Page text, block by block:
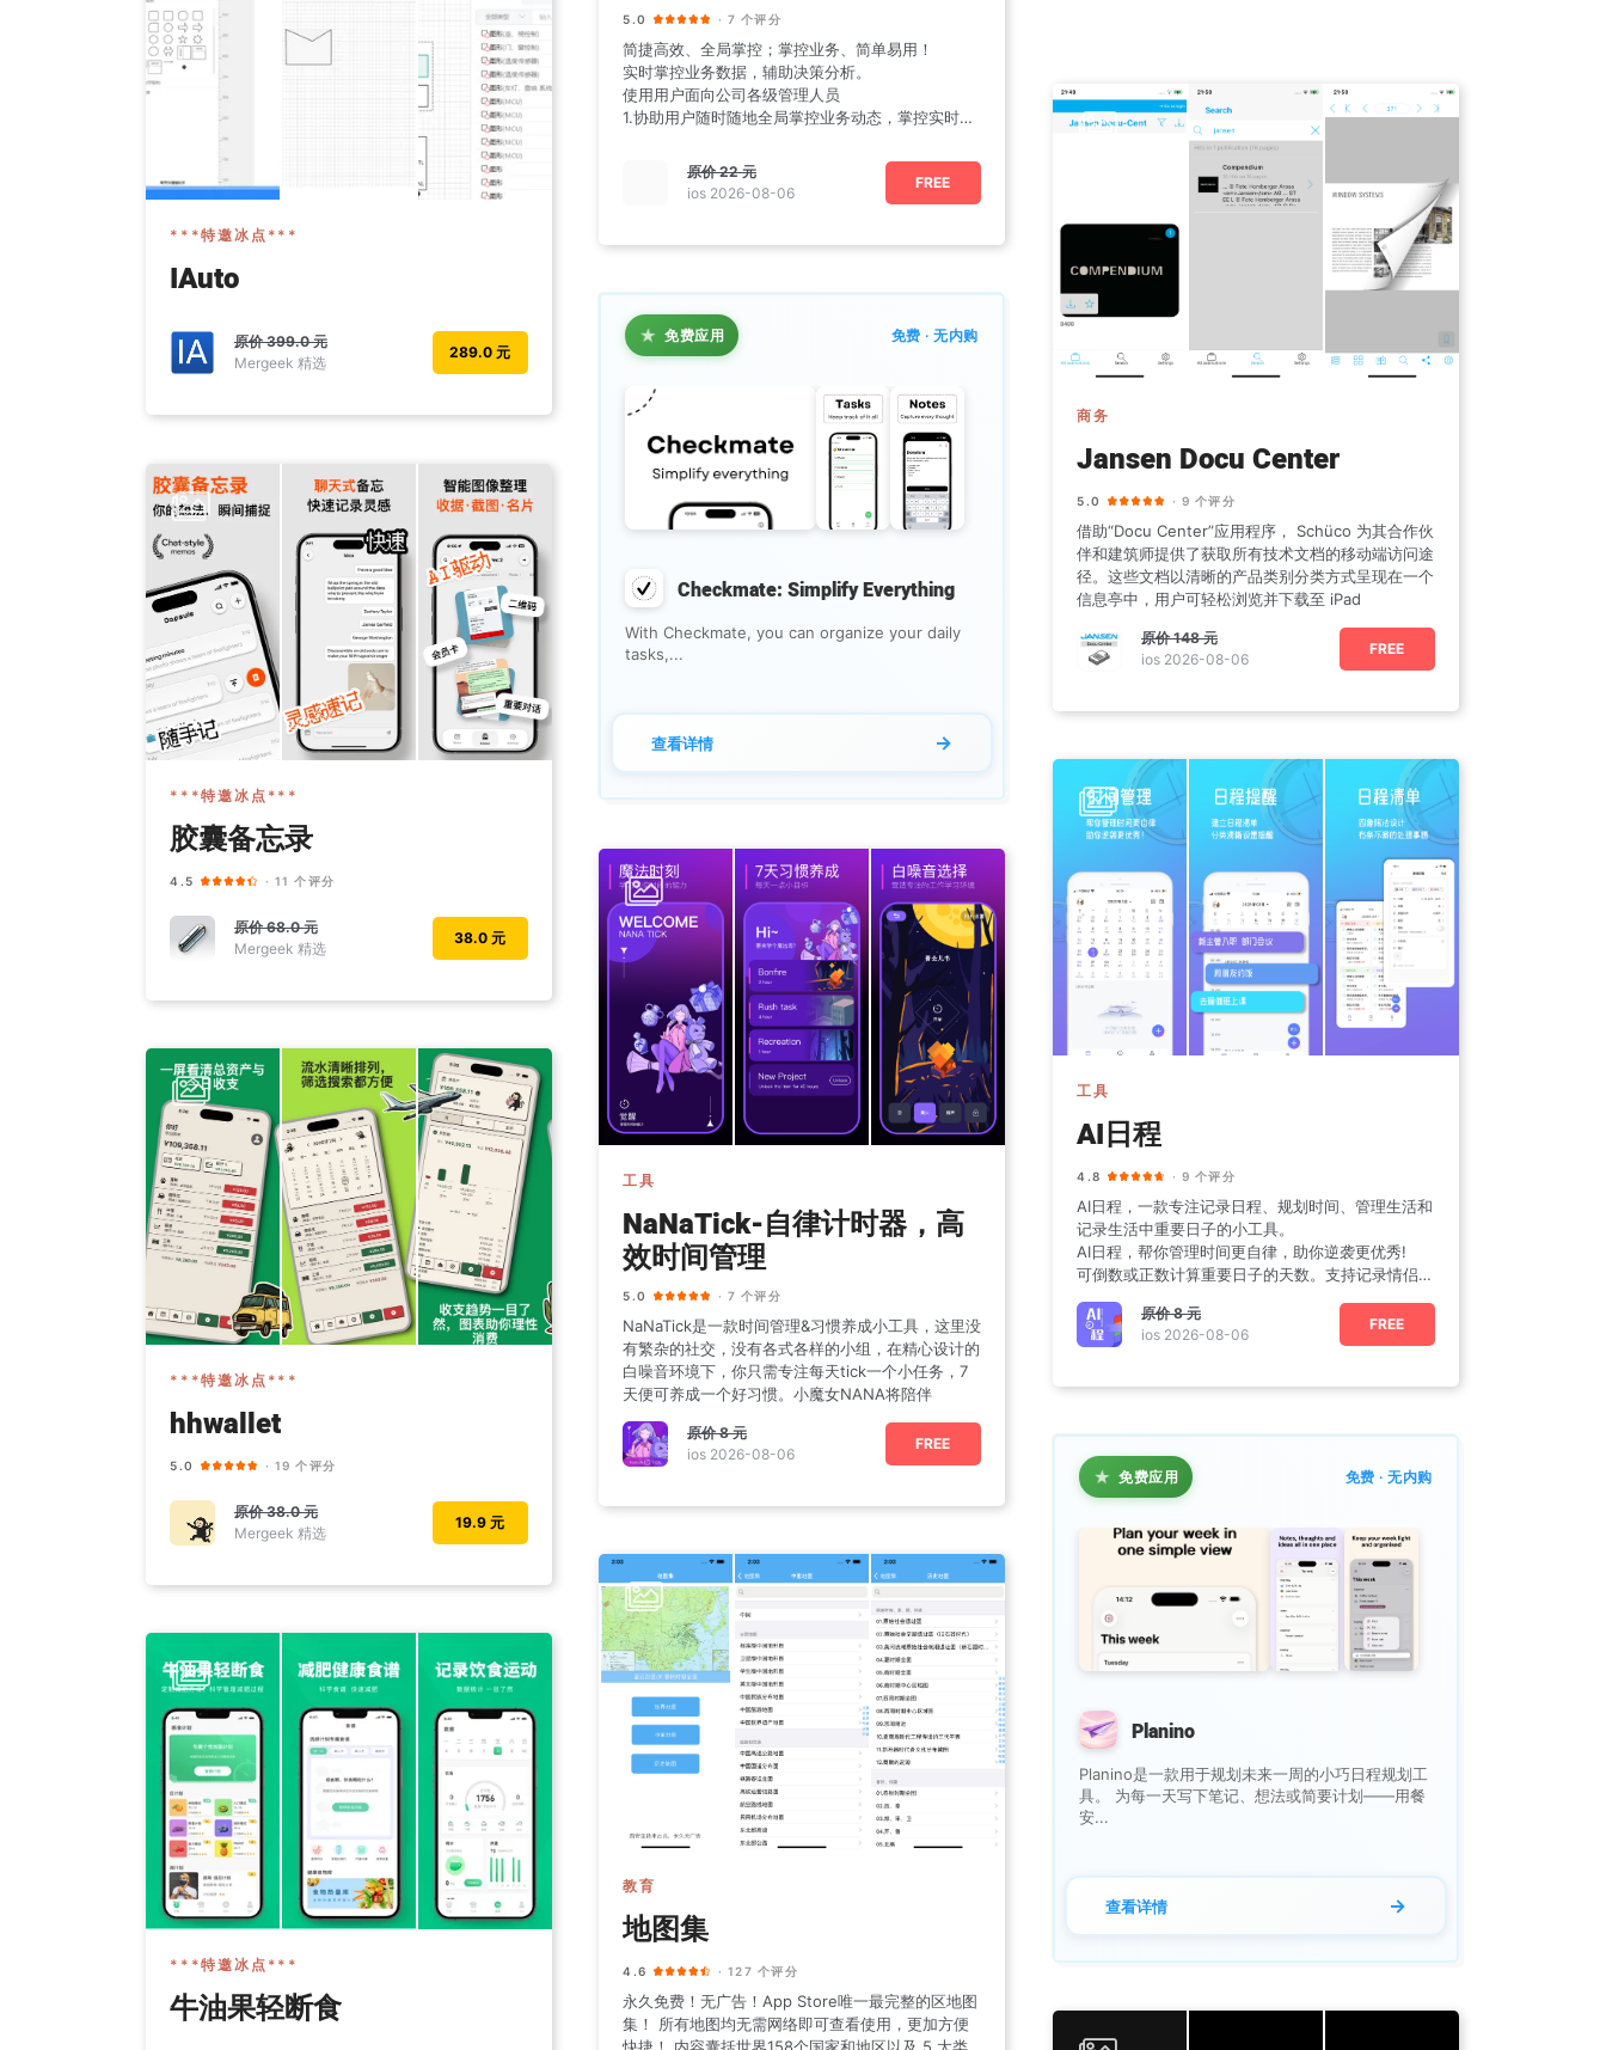
5.0 · 7 个评分
简捷高效、全局掌控；掌控业务、简单易用！
实时掌控业务数据，辅助决策分析。
使用用户面向公司各级管理人员
1.协助用户随时随地全局掌控业务动态，掌控实时业
原价22 元
ios 2026-08-06
FREE
***特邀冰点***
IAuto
原价399.0 元
Mergeek 精选
289.0 元
商务
Jansen Docu Center
5.0 · 9 个评分
借助“Docu Center”应用程序， Schüco 为其合作伙
伴和建筑师提供了获取所有技术文档的移动端访问途
径。这些文档以清晰的产品类别分类方式呈现在一个
信息亭中，用户可轻松浏览并下载至 iPad
原价148 元
ios 2026-08-06
FREE
★ 免费应用 免费 · 无内购
Checkmate: Simplify Everything
With Checkmate, you can organize your daily
tasks,...
查看详情 →
***特邀冰点***
胶囊备忘录
4.5 · 11 个评分
原价68.0 元
Mergeek 精选
38.0 元
工具
AI日程
4.8 · 9 个评分
AI日程，一款专注记录日程、规划时间、管理生活和
记录生活中重要日子的小工具。
AI日程，帮你管理时间更自律，助你逆袭更优秀!
可倒数或正数计算重要日子的天数。支持记录情侣恋
爱天数、
原价8 元
ios 2026-08-06
FREE
工具
NaNaTick-自律计时器，高
效时间管理
5.0 · 7 个评分
NaNaTick是一款时间管理&习惯养成小工具，这里没
有繁杂的社交，没有各式各样的小组，在精心设计的
白噪音环境下，你只需专注每天tick一个小任务，7
天便可养成一个好习惯。小魔女NANA将陪伴
原价8 元
ios 2026-08-06
FREE
***特邀冰点***
hhwallet
5.0 · 19 个评分
原价38.0 元
Mergeek 精选
19.9 元
★ 免费应用 免费 · 无内购
Planino
Planino是一款用于规划未来一周的小巧日程规划工
具。 为每一天写下笔记、想法或简要计划——用餐
安...
查看详情 →
教育
地图集
4.6 · 127 个评分
永久免费！无广告！App Store唯一最完整的区地图
集！ 所有地图均无需网络即可查看使用，更加方便
***特邀冰点***
牛油果轻断食